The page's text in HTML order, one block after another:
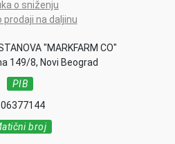
o sniženju
prodaji na daljinu
"MARKFARM CO"
149/8, Novi Beograd
PIB
broj